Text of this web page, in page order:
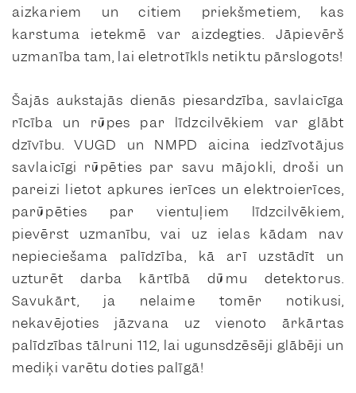
aizkariem un citiem priekšmetiem, kas
karstuma ietekmē var aizdegties. Jāpievērš
uzmanība tam, lai eletrotīkls netiktu pārslogots!
Šajās aukstajās dienās piesardzība, savlaicīga
rīcība un rūpes par līdzcilvēkiem var glābt
dzīvību. VUGD un NMPD aicina iedzīvotājus
savlaicīgi rūpēties par savu mājokli, droši un
pareizi lietot apkures ierīces un elektroierīces,
parūpēties par vientuļiem līdzcilvēkiem,
pievērst uzmanību, vai uz ielas kādam nav
nepieciešama palīdzība, kā arī uzstādīt un
uzturēt darba kārtībā dūmu detektorus.
Savukārt, ja nelaime tomēr notikusi,
nekavējoties jāzvana uz vienoto ārkārtas
palīdzības tālruni 112, lai ugunsdzēsēji glābēji un
mediķi varētu doties palīgā!